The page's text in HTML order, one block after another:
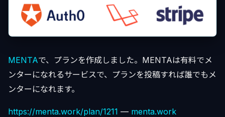
MENTAで、プランを作成しました。MENTAは有料でメ
ンターになれるサービスで、プランを投稿すれば誰でもメ
ンターになれます。
https://menta.work/plan/1211 — menta.work